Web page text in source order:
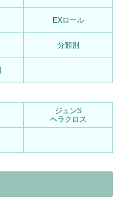
EXロール
分類別
ジュンS
ヘラクロス